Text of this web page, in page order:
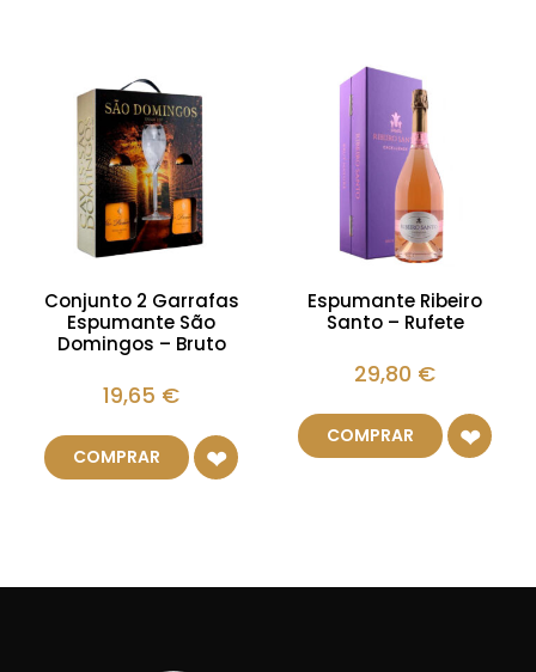
Conjunto 2 Garrafas
Espumante São
Domingos – Bruto
19,65 €
COMPRAR
Espumante Ribeiro
Santo – Rufete
29,80 €
COMPRAR